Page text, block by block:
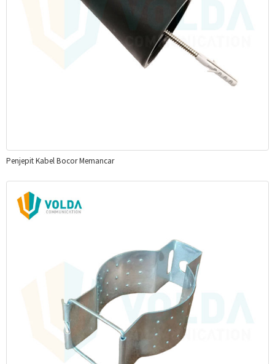
Penjepit Kabel Bocor Memancar